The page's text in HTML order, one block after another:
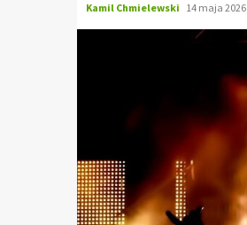
Kamil Chmielewski 14 maja 2026